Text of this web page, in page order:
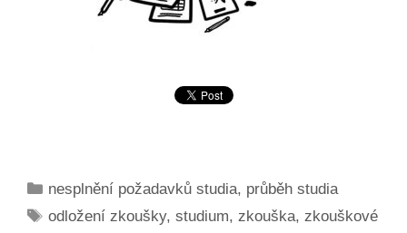
Rubriky
nesplnění požadavků studia, průběh studia
Štítky
odložení zkoušky,studium,zkouška,zkouškové